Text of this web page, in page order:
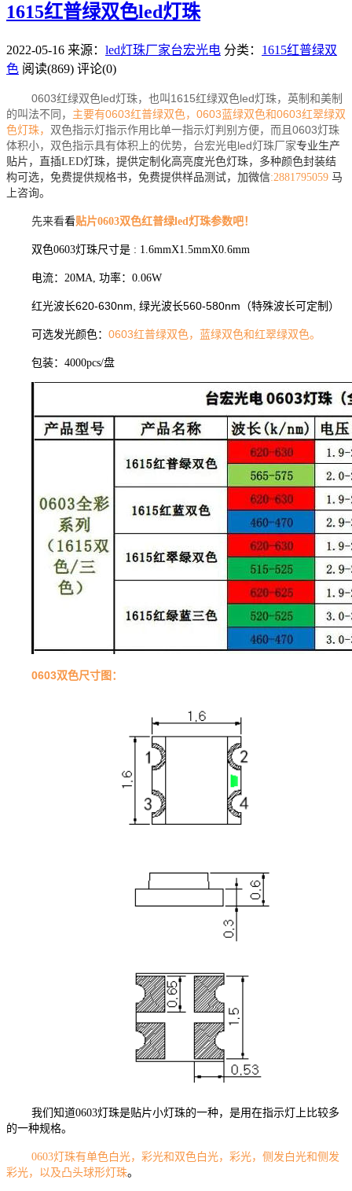
1615红普绿双色led灯珠
2022-05-16 来源： led灯珠厂家台宏光电 分类： 1615红普绿双
色 阅读(869) 评论(0)
0603红绿双色led灯珠，也叫1615红绿双色led灯珠，英制和美制
的叫法不同， 主要有0603红普绿双色，0603蓝绿双色和0603红翠绿双
色灯珠， 双色指示灯指示作用比单一指示灯判别方便，而且0603灯珠
体积小，双色指示具有体积上的优势， 台宏光电led灯珠厂家专业生产
贴片，直插LED灯珠，提供定制化高亮度光色灯珠，多种颜色封装结
构可选，免费提供规格书，免费提供样品测试，加微信:2881795059 马
上咨询。
先来看看贴片0603双色红普绿led灯珠参数吧！
双色0603灯珠尺寸是 : 1.6mmX1.5mmX0.6mm
电流：20MA, 功率：0.06W
红光波长620-630nm, 绿光波长560-580nm （特殊波长可定制）
可选发光颜色： 0603红普绿双色，蓝绿双色和红翠绿双色。
包装：4000pcs/盘
0603双色尺寸图：
我们知道0603灯珠是贴片小灯珠的一种，是用在指示灯上比较多
的一种规格。
0603灯珠有单色白光，彩光和双色白光，彩光，侧发白光和侧发
彩光，以及凸头球形灯珠。